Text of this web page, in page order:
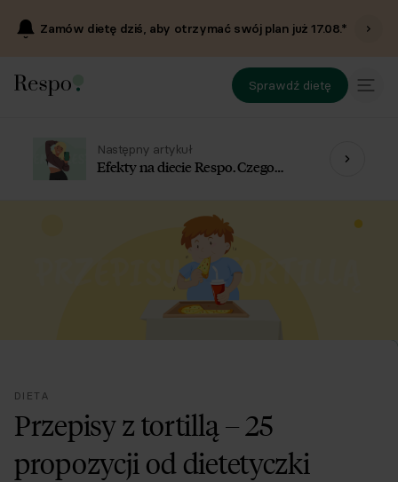
Zamów dietę dziś, aby otrzymać swój plan już17.08.*
Sprawdź dietę
Następny artykuł
Efekty na diecie Respo. Czego
DIETA
Przepisy z tortillą – 25
propozycji od dietetyczki